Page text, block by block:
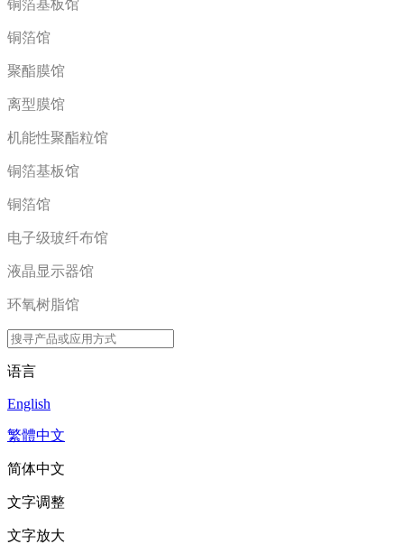
铜箔基板馆
铜箔馆
聚酯膜馆
离型膜馆
机能性聚酯粒馆
铜箔基板馆
铜箔馆
电子级玻纤布馆
液晶显示器馆
环氧树脂馆
语言
English
繁體中文
简体中文
文字调整
文字放大